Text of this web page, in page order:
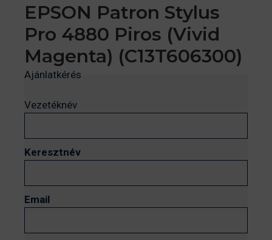
EPSON Patron Stylus
Pro 4880 Piros (Vivid
Magenta) (C13T606300)
Ajánlatkérés
Vezetéknév
Keresztnév
Email